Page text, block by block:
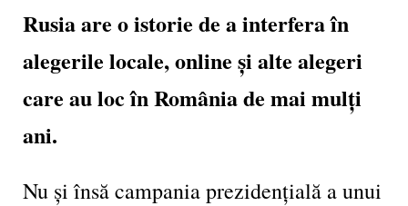
Rusia are o istorie de a interfera în
alegerile locale, online și alte alegeri
care au loc în România de mai mulți
ani.
Nu și însă campania prezidențială a unui